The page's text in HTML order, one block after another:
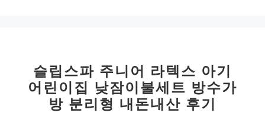
슬립스파 주니어 라텍스 아기
어린이집 낮잠이불세트 방수가
방 분리형 내돈내산 후기